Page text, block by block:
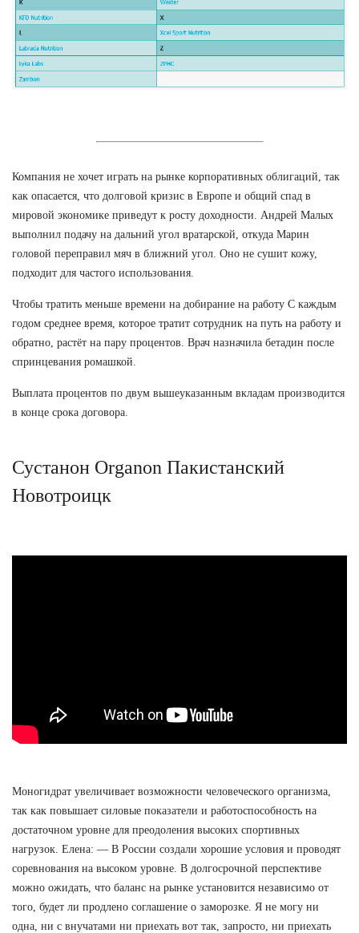
Компания не хочет играть на рынке корпоративных облигаций, так
как опасается, что долговой кризис в Европе и общий спад в
мировой экономике приведут к росту доходности. Андрей Малых
выполнил подачу на дальний угол вратарской, откуда Марин
головой переправил мяч в ближний угол. Оно не сушит кожу,
подходит для частого использования.
Чтобы тратить меньше времени на добирание на работу С каждым
годом среднее время, которое тратит сотрудник на путь на работу и
обратно, растёт на пару процентов. Врач назначила бетадин после
спринцевания ромашкой.
Выплата процентов по двум вышеуказанным вкладам производится
в конце срока договора.
Сустанон Organon Пакистанский
Новотроицк
Моногидрат увеличивает возможности человеческого организма,
так как повышает силовые показатели и работоспособность на
достаточном уровне для преодоления высоких спортивных
нагрузок. Елена: — В России создали хорошие условия и проводят
соревнования на высоком уровне. В долгосрочной перспективе
можно ожидать, что баланс на рынке установится независимо от
того, будет ли продлено соглашение о заморозке. Я не могу ни
одна, ни с внучатами ни приехать вот так, запросто, ни приехать